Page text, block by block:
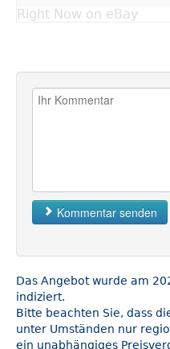
Right Now on eBay
Kommentar senden
Das Angebot wurde am
indiziert.
Bitte beachten Sie, dass
unter Umständen nur
ein unabhängiges